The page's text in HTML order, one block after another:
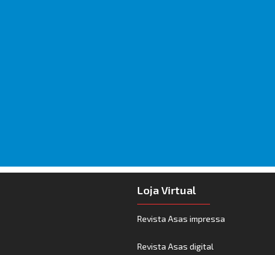
Loja Virtual
Revista Asas impressa
Revista Asas digital